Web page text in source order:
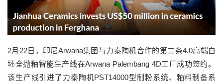
2月22日，印尼Arwana集团与力泰陶机合作的第二条4.0高端白
坯全抛釉智能生产线在Arwana Palembang 4D工厂成功签约。
该生产线引进了力泰陶机PST14000型制粉系统、釉料制备系